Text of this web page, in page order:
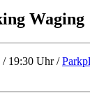
Waging
/ 19:30 Uhr /